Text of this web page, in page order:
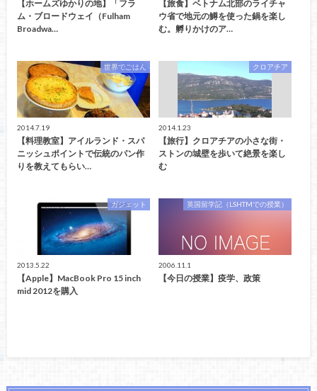
【ホームズゆかりの地】「フラ
ム・ブロードウェイ（Fulham
Broadwa…
【旅食】ベトナム北部のライチャ
ウ省で地元の鱒を使った鍋を楽し
む。孵りかけのア…
世界でごはん
2014.7.19
【料理教室】アイルランド・スパ
ニッシュポイントで伝統のパン作
りを教えてもらい…
クロアチア
2014.1.23
【旅行】クロアチアの小さな街・
ストンの城壁を歩いて絶景を楽し
む
ガジェット
2013.5.22
【Apple】MacBook Pro 15 inch
mid 2012を購入
英国留学記（LSHTMでの授業）
2006.11.1
【今日の授業】疫学、政策